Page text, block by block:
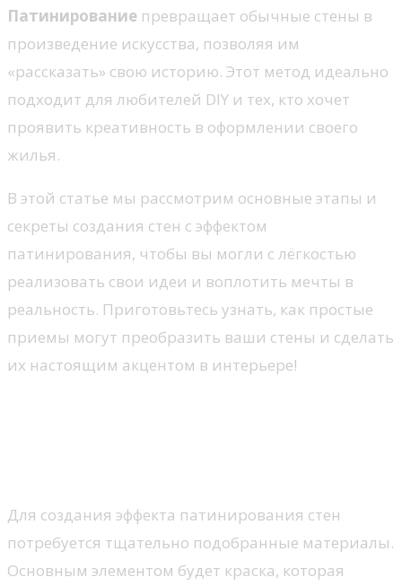
Патинирование превращает обычные стены в
произведение искусства, позволяя им
«рассказать» свою историю. Этот метод идеально
подходит для любителей DIY и тех, кто хочет
проявить креативность в оформлении своего
жилья.
В этой статье мы рассмотрим основные этапы и
секреты создания стен с эффектом
патинирования, чтобы вы могли с лёгкостью
реализовать свои идеи и воплотить мечты в
реальность. Приготовьтесь узнать, как простые
приемы могут преобразить ваши стены и сделать
их настоящим акцентом в интерьере!
Для создания эффекта патинирования стен
потребуется тщательно подобранные материалы.
Основным элементом будет краска, которая